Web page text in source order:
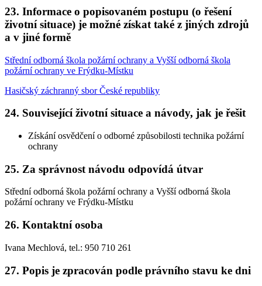
23. Informace o popisovaném postupu (o řešení
životní situace) je možné získat také z jiných zdrojů
a v jiné formě
Střední odborná škola požární ochrany a Vyšší odborná škola
požární ochrany ve Frýdku-Místku
Hasičský záchranný sbor České republiky
24. Související životní situace a návody, jak je řešit
Získání osvědčení o odborné způsobilosti technika požární
ochrany
25. Za správnost návodu odpovídá útvar
Střední odborná škola požární ochrany a Vyšší odborná škola
požární ochrany ve Frýdku-Místku
26. Kontaktní osoba
Ivana Mechlová, tel.: 950 710 261
27. Popis je zpracován podle právního stavu ke dni